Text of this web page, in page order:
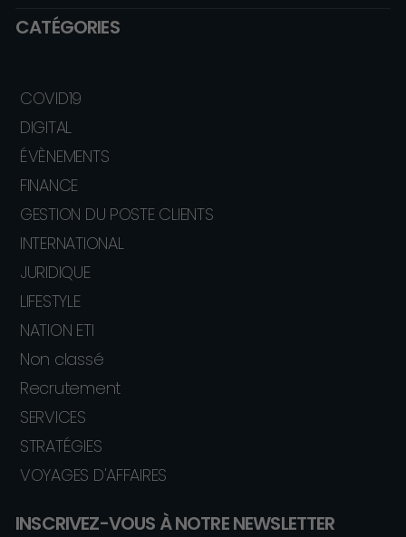
CATÉGORIES
COVID19
DIGITAL
ÉVÈNEMENTS
FINANCE
GESTION DU POSTE CLIENTS
INTERNATIONAL
JURIDIQUE
LIFESTYLE
NATION ETI
Non classé
Recrutement
SERVICES
STRATÉGIES
VOYAGES D'AFFAIRES
INSCRIVEZ-VOUS À NOTRE NEWSLETTER